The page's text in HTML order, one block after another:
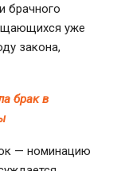
брачного
уже
закона,
брак в
— номинацию